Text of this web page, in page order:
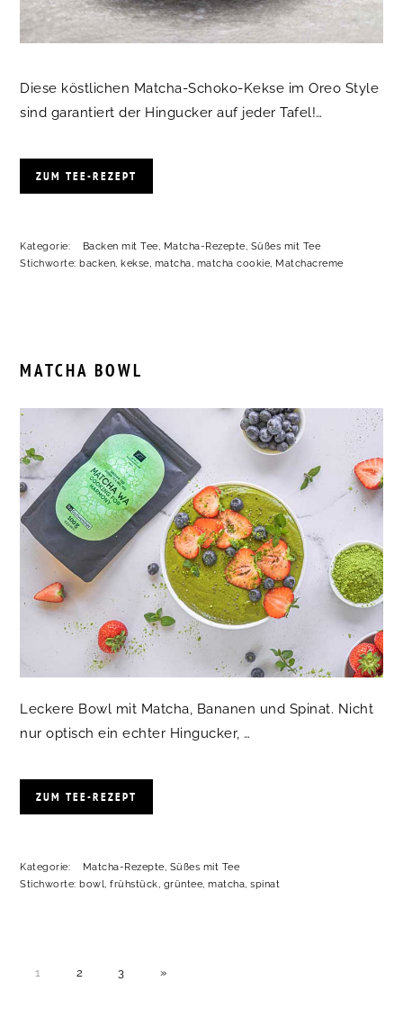
Diese köstlichen Matcha-Schoko-Kekse im Oreo Style
sind garantiert der Hingucker auf jeder Tafel!…
ZUM TEE-REZEPT
Kategorie: Backen mit Tee, Matcha-Rezepte, Süßes mit Tee
Stichworte:backen,kekse, matcha, matcha cookie, Matchacreme
MATCHA BOWL
Leckere Bowl mit Matcha, Bananen und Spinat. Nicht
nur optisch ein echter Hingucker, …
ZUM TEE-REZEPT
Kategorie: Matcha-Rezepte, Süßes mit Tee
Stichworte: bowl,frühstück, grüntee,matcha,spinat
SEITE
1 SEITE
2 SEITE
3
NÄCHSTE
»